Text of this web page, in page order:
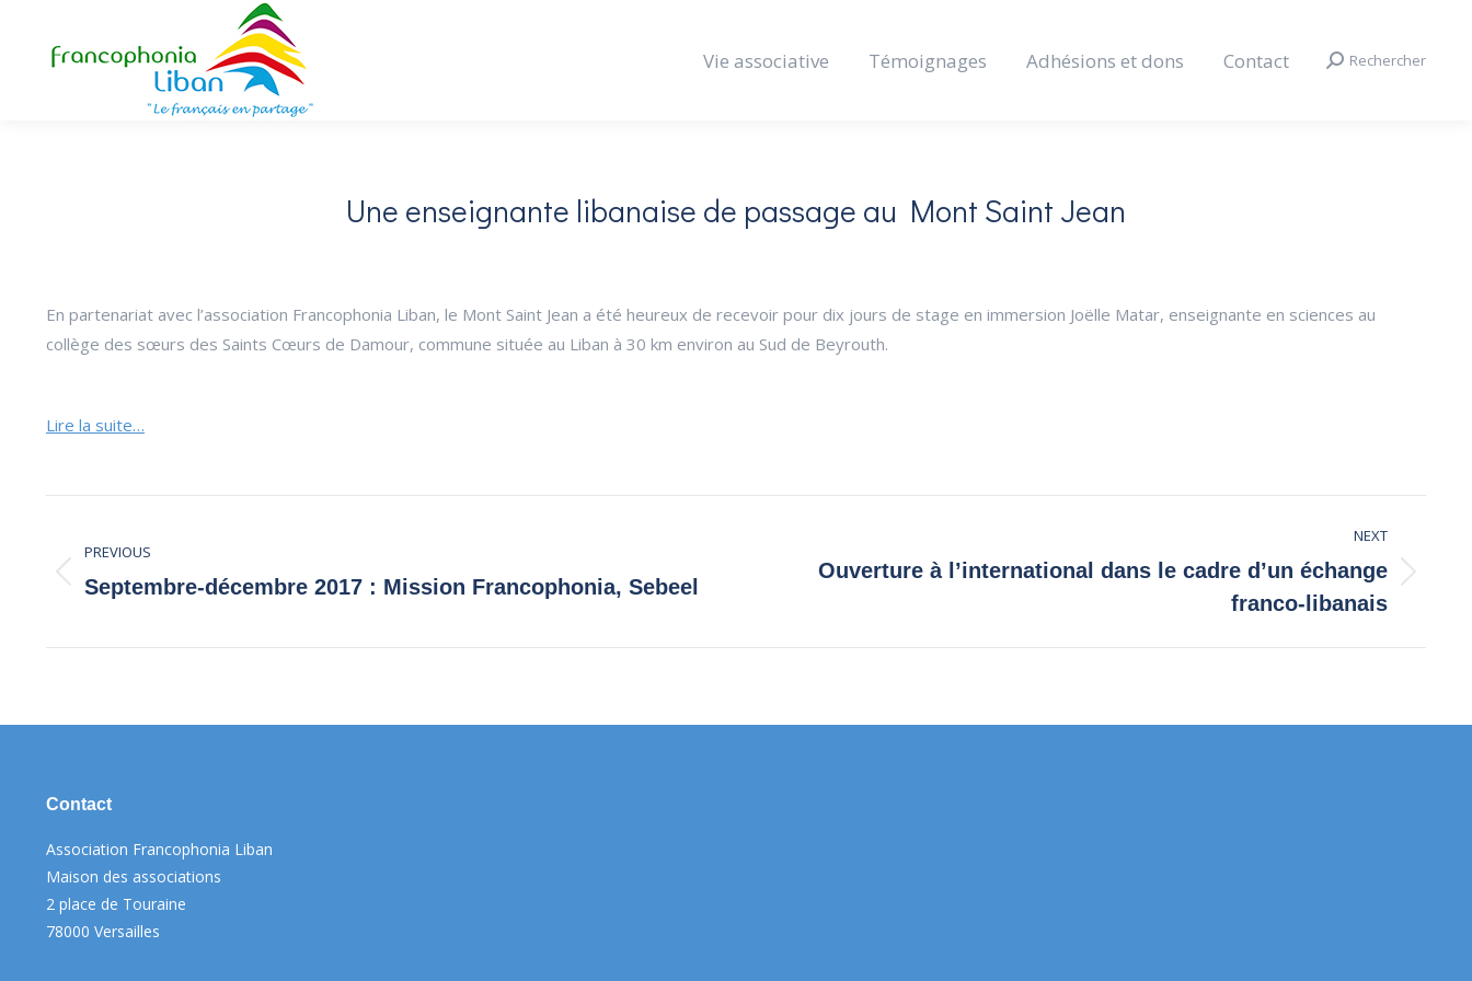
Vie associative Témoignages Adhésions et dons Contact Search:Rechercher
Une enseignante libanaise de passage au Mont Saint Jean
En partenariat avec l’association Francophonia Liban, le Mont Saint Jean a été heureux de recevoir pour dix jours de stage en immersion Joëlle Matar, enseignante en sciences au
collège des sœurs des Saints Cœurs de Damour, commune située au Liban à 30 km environ au Sud de Beyrouth.
Lire la suite…
navigation
PREVIOUS
Previous
Septembre-décembre 2017 : Mission Francophonia, Sebeel
NEXT
Ouverture à l’international dans le cadre d’un échange
franco-libanais
Contact
Association Francophonia Liban
Maison des associations
2 place de Touraine
78000 Versailles